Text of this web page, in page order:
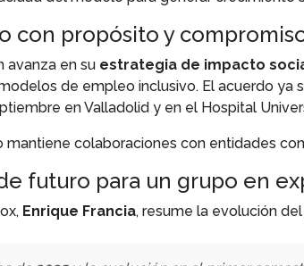
con propósito y
avanza en su estrategia de impacto
de empleo inclusivo. El acuerdo ya
en Valladolid y en el Hospital
mantiene colaboraciones con entidades
futuro para un grupo en
Enrique Francia, resume la evolución